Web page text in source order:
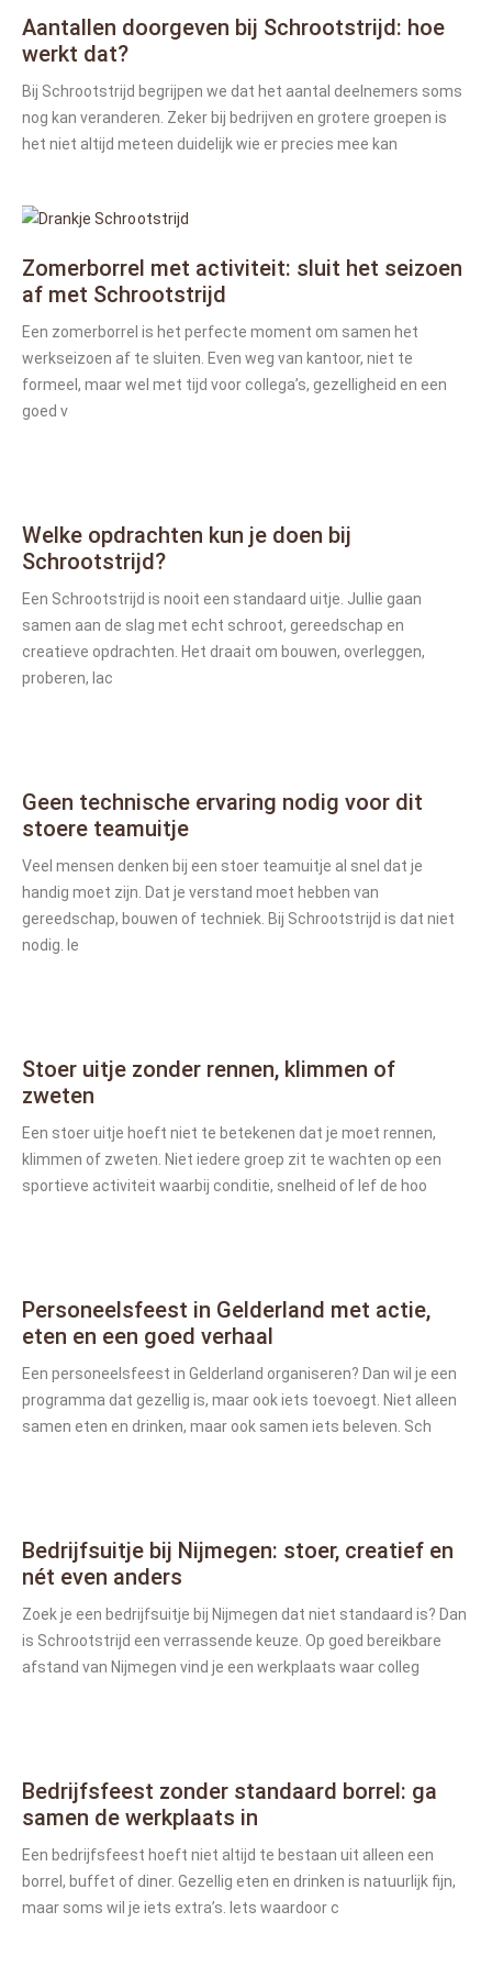
Aantallen doorgeven bij Schrootstrijd: hoe
werkt dat?
Bij Schrootstrijd begrijpen we dat het aantal deelnemers soms
nog kan veranderen. Zeker bij bedrijven en grotere groepen is
het niet altijd meteen duidelijk wie er precies mee kan
Zomerborrel met activiteit: sluit het seizoen
af met Schrootstrijd
Een zomerborrel is het perfecte moment om samen het
werkseizoen af te sluiten. Even weg van kantoor, niet te
formeel, maar wel met tijd voor collega’s, gezelligheid en een
goed v
Welke opdrachten kun je doen bij
Schrootstrijd?
Een Schrootstrijd is nooit een standaard uitje. Jullie gaan
samen aan de slag met echt schroot, gereedschap en
creatieve opdrachten. Het draait om bouwen, overleggen,
proberen, lac
Geen technische ervaring nodig voor dit
stoere teamuitje
Veel mensen denken bij een stoer teamuitje al snel dat je
handig moet zijn. Dat je verstand moet hebben van
gereedschap, bouwen of techniek. Bij Schrootstrijd is dat niet
nodig. Ie
Stoer uitje zonder rennen, klimmen of
zweten
Een stoer uitje hoeft niet te betekenen dat je moet rennen,
klimmen of zweten. Niet iedere groep zit te wachten op een
sportieve activiteit waarbij conditie, snelheid of lef de hoo
Personeelsfeest in Gelderland met actie,
eten en een goed verhaal
Een personeelsfeest in Gelderland organiseren? Dan wil je een
programma dat gezellig is, maar ook iets toevoegt. Niet alleen
samen eten en drinken, maar ook samen iets beleven. Sch
Bedrijfsuitje bij Nijmegen: stoer, creatief en
nét even anders
Zoek je een bedrijfsuitje bij Nijmegen dat niet standaard is? Dan
is Schrootstrijd een verrassende keuze. Op goed bereikbare
afstand van Nijmegen vind je een werkplaats waar colleg
Bedrijfsfeest zonder standaard borrel: ga
samen de werkplaats in
Een bedrijfsfeest hoeft niet altijd te bestaan uit alleen een
borrel, buffet of diner. Gezellig eten en drinken is natuurlijk fijn,
maar soms wil je iets extra’s. Iets waardoor c